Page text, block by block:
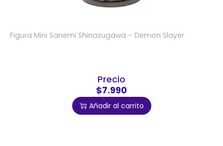
Figura Mini Sanemi Shinazugawa – Demon Slayer
Precio
$7.990
Añadir al carrito